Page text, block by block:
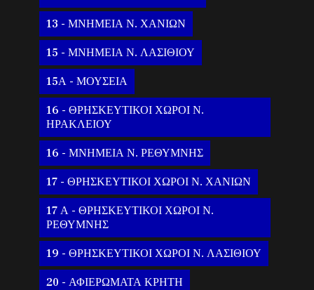
13 - ΜΝΗΜΕΙΑ Ν. ΧΑΝΙΩΝ
15 - ΜΝΗΜΕΙΑ Ν. ΛΑΣΙΘΙΟΥ
15Α - ΜΟΥΣΕΙΑ
16 - ΘΡΗΣΚΕΥΤΙΚΟΙ ΧΩΡΟΙ Ν.
ΗΡΑΚΛΕΙΟΥ
16 - ΜΝΗΜΕΙΑ Ν. ΡΕΘΥΜΝΗΣ
17 - ΘΡΗΣΚΕΥΤΙΚΟΙ ΧΩΡΟΙ Ν. ΧΑΝΙΩΝ
17 Α - ΘΡΗΣΚΕΥΤΙΚΟΙ ΧΩΡΟΙ Ν.
ΡΕΘΥΜΝΗΣ
19 - ΘΡΗΣΚΕΥΤΙΚΟΙ ΧΩΡΟΙ Ν. ΛΑΣΙΘΙΟΥ
20 - ΑΦΙΕΡΩΜΑΤΑ ΚΡΗΤΗ